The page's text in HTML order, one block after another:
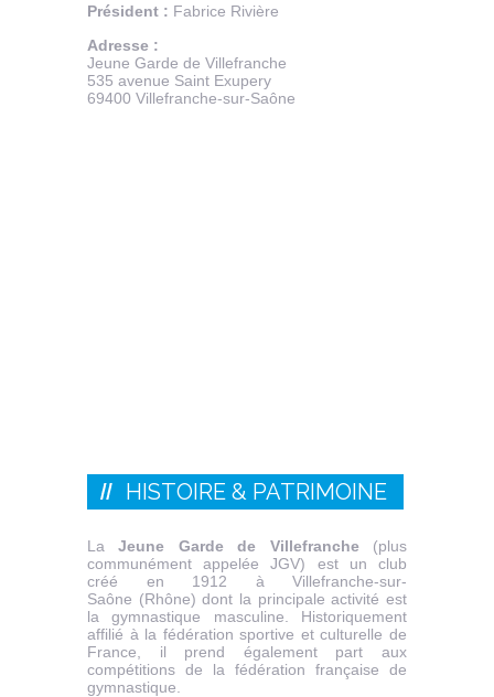
Président : Fabrice Rivière
Adresse :
Jeune Garde de Villefranche
535 avenue Saint Exupery
69400 Villefranche-sur-Saône
HISTOIRE & PATRIMOINE
LaJeune Garde de Villefranche(plus
communément appelée JGV) est un club
créé en 1912 à Villefranche-sur-
Saône (Rhône) dont la principale activité est
la gymnastique masculine. Historiquement
affilié à la fédération sportive et culturelle de
France, il prend également part aux
compétitions de la fédération française de
gymnastique.